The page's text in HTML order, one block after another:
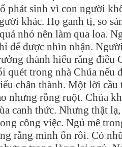
phát sinh vì con người
khác. Họ ganh tị, so
nhỏ nên làm qua loa.
để được nhìn nhận.
thành hiểu rằng điều
quét trong nhà Chúa nếu
chân thành. Một lời
nhưng rỗng ruột. Chúa
canh thức. Nhưng thật
công việc. Ngủ mê
rằng mình ổn rồi. Có